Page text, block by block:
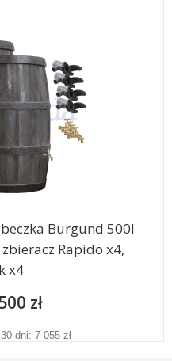
Burgund 500l
Rapido x4,
x4
zł
dni: 7 055 zł